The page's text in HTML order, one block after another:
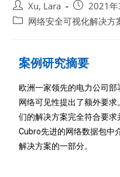
Xu, Lara
2021年
网络安全可视化解决方
案例研究摘要
欧洲一家领先的电力公司
网络可见性提出了额外要求
们的解决方案完全符合要求
Cubro先进的网络数据包中
解决方案的一部分。